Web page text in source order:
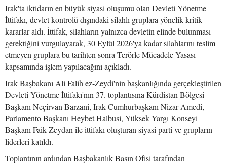
Irak'ta iktidarın en büyük siyasi oluşumu olan Devleti Yönetme
İttifakı, devlet kontrolü dışındaki silahlı gruplara yönelik kritik
kararlar aldı. İttifak, silahların yalnızca devletin elinde bulunması
gerektiğini vurgulayarak, 30 Eylül 2026'ya kadar silahlarını teslim
etmeyen gruplara bu tarihten sonra Terörle Mücadele Yasası
kapsamında işlem yapılacağını açıkladı.
Irak Başbakanı Ali Falih ez-Zeydi'nin başkanlığında gerçekleştirilen
Devleti Yönetme İttifakı'nın 37. toplantısına Kürdistan Bölgesi
Başkanı Neçirvan Barzani, Irak Cumhurbaşkanı Nizar Amedi,
Parlamento Başkanı Heybet Halbusi, Yüksek Yargı Konseyi
Başkanı Faik Zeydan ile ittifakı oluşturan siyasi parti ve grupların
liderleri katıldı.
Toplantının ardından Başbakanlık Basın Ofisi tarafından